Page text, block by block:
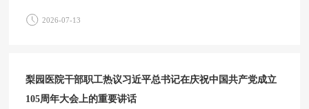
2026-07-13
梨园医院干部职工热议习近平总书记在庆祝中国共产党成立
105周年大会上的重要讲话